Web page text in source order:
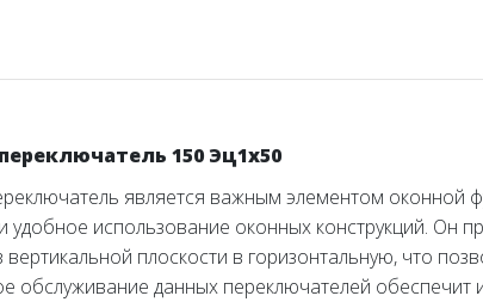
150 Эц1x50
является важным элементом оконной
удобное использование оконных конструкций. Он
вертикальной плоскости в горизонтальную, что
обслуживание данных переключателей обеспечит